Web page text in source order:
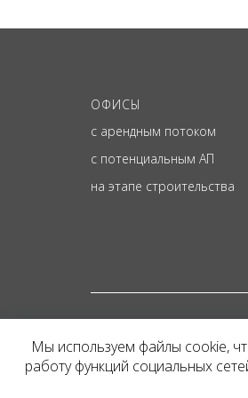
ОФИСЫ
с арендным потоком
с потенциальным АП
на этапе строительства
Мы используем файлы cookie,
работу функций социальных